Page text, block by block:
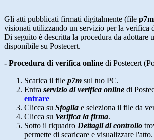
Gli atti pubblicati firmati digitalmente (file p7m
visionati utilizzando un servizio per la verifica
Di seguito è descritta la procedura da adottare
disponibile su Postecert.
- Procedura di verifica online di Postecert
Scarica il file p7m sul tuo PC.
Entra servizio di verifica online di
entrare
Clicca su Sfoglia e seleziona il file da
Clicca su Verifica la firma.
Sotto il riquadro Dettagli di controllo
permette di scaricare e visualizzare l'atto.